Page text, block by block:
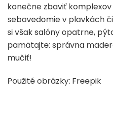
konečne zbaviť
sebavedomie v plavkách
si však salóny opatrne,
pamätajte: správna
mučiť!
Použité obrázky: Freepik